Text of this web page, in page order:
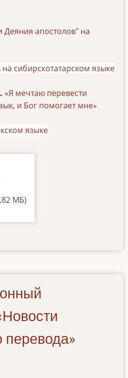
Деяния апостолов" на
сибирскотатарском языке
«Я мечтаю перевести
и Бог помогает мне»
языке
МБ)
перевода»